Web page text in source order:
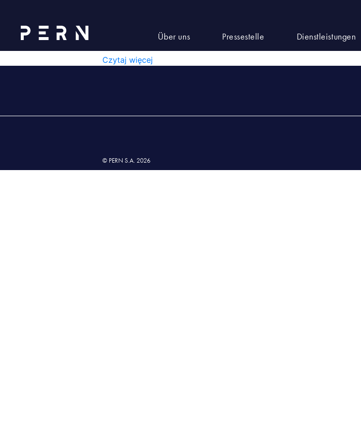
Über uns Pressestelle Dienstleistungen
Lista nr 10 wyd. XIII z dnia 26.01.2026 Laboratorium w Miszewku
LISTA NR 10 WYD. XIII Z DNIA 26.01.2026 LABORATORIUM
LISTA NR 10 WYD. XIII Z DNIA 26.01.2026 LABORATORIUM W MISZEWKU
Czytaj więcej
© PERN S.A. 2026